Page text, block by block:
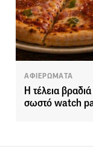
ΑΦΙΕΡΩΜΑΤΑ
Η τέλεια
σωστό watch